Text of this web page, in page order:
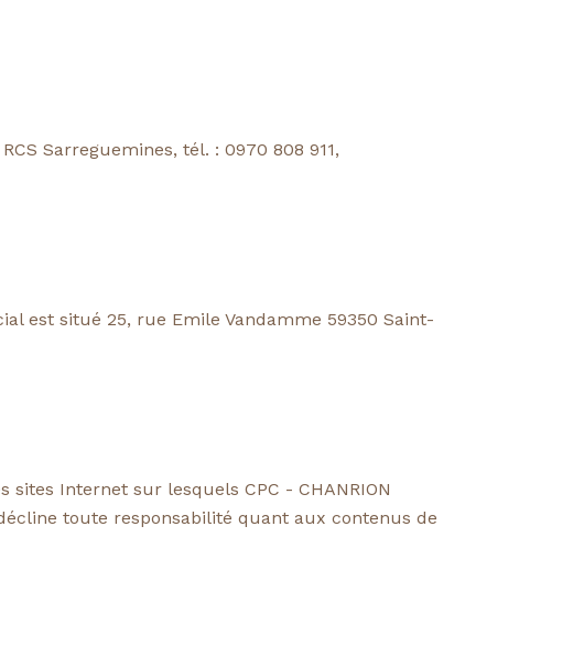
Sarreguemines, tél. : 0970 808 911,
est situé 25, rue Emile Vandamme 59350 Saint-
Internet sur lesquels CPC - CHANRION
décline toute responsabilité quant aux contenus de